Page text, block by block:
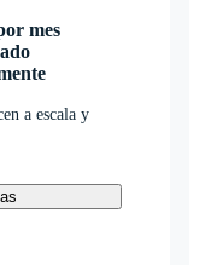
mes
a escala y